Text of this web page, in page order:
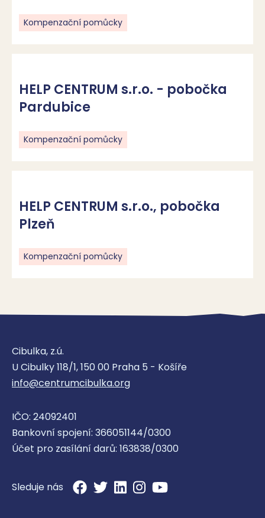
Kompenzační pomůcky
HELP CENTRUM s.r.o. - pobočka
Pardubice
Kompenzační pomůcky
HELP CENTRUM s.r.o., pobočka
Plzeň
Kompenzační pomůcky
Cibulka, z.ú.
U Cibulky 118/1, 150 00 Praha 5 - Košíře
info@centrumcibulka.org
IČO: 24092401
Bankovní spojení: 366051144/0300
Účet pro zasílání darů: 163838/0300
Sleduje nás